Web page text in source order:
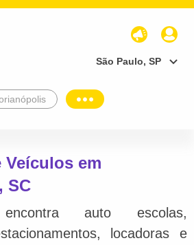
São Paulo, SP
em
SC
auto escolas,
locadoras e